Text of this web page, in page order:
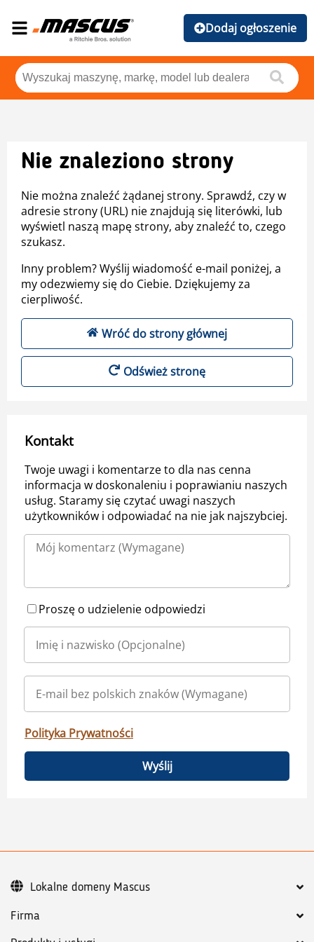
Dodaj ogłoszenie
Nie znaleziono strony
Nie można znaleźć żądanej strony. Sprawdź, czy w
adresie strony (URL) nie znajdują się literówki, lub
wyświetl naszą mapę strony, aby znaleźć to, czego
szukasz.
Inny problem? Wyślij wiadomość e-mail poniżej, a
my odezwiemy się do Ciebie. Dziękujemy za
cierpliwość.
Wróć do strony głównej
Odśwież stronę
Kontakt
Twoje uwagi i komentarze to dla nas cenna
informacja w doskonaleniu i poprawianiu naszych
usług. Staramy się czytać uwagi naszych
użytkowników i odpowiadać na nie jak najszybciej.
Proszę o udzielenie odpowiedzi
Polityka Prywatności
Wyślij
Firma
Lokalne domeny Mascus